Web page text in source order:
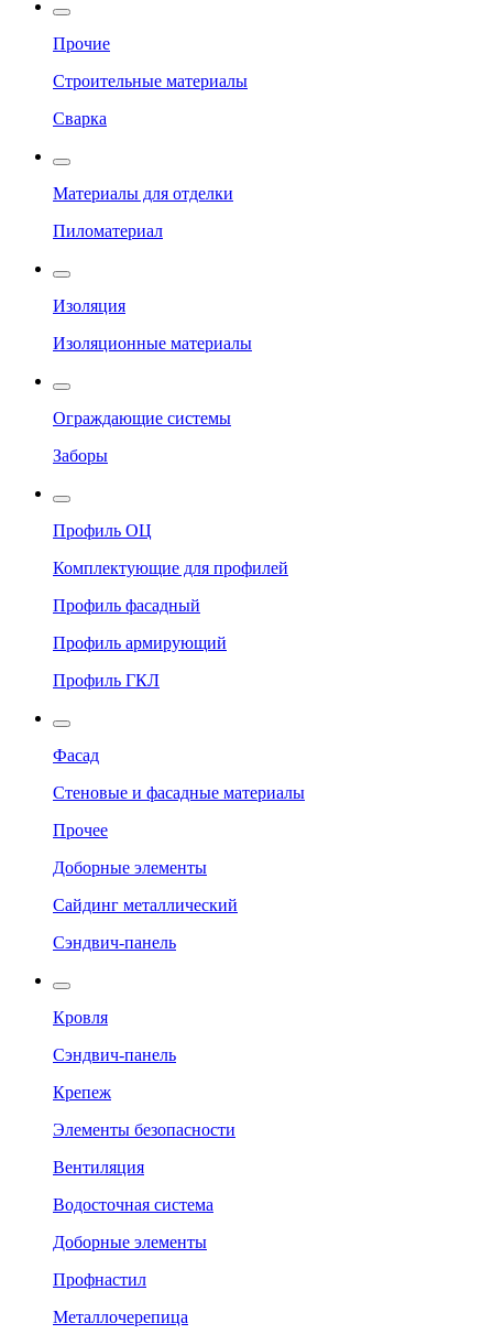
Прочие
Строительные материалы
Сварка
Материалы для отделки
Пиломатериал
Изоляция
Изоляционные материалы
Ограждающие системы
Заборы
Профиль ОЦ
Комплектующие для профилей
Профиль фасадный
Профиль армирующий
Профиль ГКЛ
Фасад
Стеновые и фасадные материалы
Прочее
Доборные элементы
Сайдинг металлический
Сэндвич-панель
Кровля
Сэндвич-панель
Крепеж
Элементы безопасности
Вентиляция
Водосточная система
Доборные элементы
Профнастил
Металлочерепица